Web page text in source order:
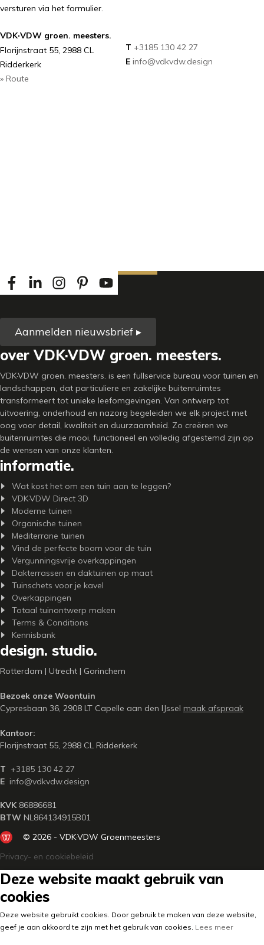
versturen via het formulier.
VDK·VDW groen. meesters.
Florijnstraat 55, 2988 CL
Ridderkerk
» Route
T +3185 130 42 27
E info@vdkvdw.design
Aanmelden nieuwsbrief ▸
over VDK·VDW groen. meesters.
VDK·VDW groen. meesters. is een fullservice bureau voor tuinen en
landschappen, dat particuliere en zakelijke buitenruimtes
transformeert tot unieke leefomgevingen. Van ontwerp tot
uitvoering, onderhoud en nazorg begeleiden we elk project met
oog voor detail, kwaliteit en duurzaamheid. Zo creëren we
buitenruimtes die mooi, functioneel en volledig afgestemd zijn op
de wensen van onze klanten.
informatie.
Wat kost het om een tuin aan te leggen?
VDK·VDW Direct 3D
Moderne tuinen
Organische tuinen
Mediterrane tuinen
Vind de perfecte boom voor de tuin
Vergunningsvrije overkappingen
Dakterrassen en daktuinen op maat
Tuinschets voor je kavel
Overkappingen
Totaal tuinontwerp maken
Terms & Conditions
Kennisbank
design. studio.
Rotterdam | Utrecht | Gorinchem
Bezoek onze Woontuin
Cypresbaan 36, 2908 LT Capelle aan den IJssel maak afspraak
Kantoor:
Florijnstraat 55, 2988 CL Ridderkerk
T +3185 130 42 27
E info@vdkvdw.design
KVK 86886681
BTW NL864134915B01
© 2026 - VDK·VDW Groenmeesters
Privacy- en cookiebeleid
Deze website maakt gebruik van
cookies
Deze website gebruikt cookies. Door gebruik te maken van deze website,
geef je aan akkoord te zijn met het gebruik van cookies. Lees meer